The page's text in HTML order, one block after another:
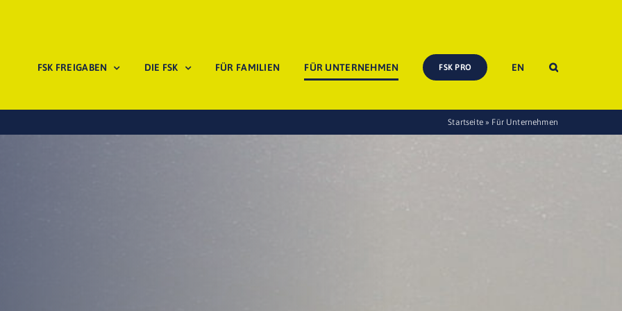
FSK FREIGABEN DIE FSK FÜR FAMILIEN FÜR UNTERNEHMEN FSK PRO EN
Startseite» Für Unternehmen